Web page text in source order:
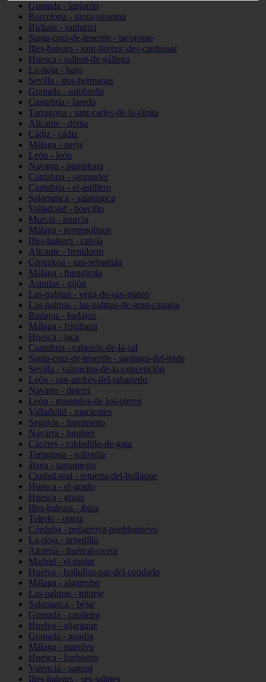
Granada - lanjarón
Barcelona - santa-susanna
Bizkaia - santurtzi
Santa-cruz-de-tenerife - tacoronte
Illes-balears - sant-llorenç-des-cardassar
Huesca - sallent-de-gállego
La-rioja - haro
Sevilla - dos-hermanas
Granada - salobreña
Cantabria - laredo
Tarragona - sant-carles-de-la-ràpita
Alicante - dénia
Cádiz - cádiz
Málaga - nerja
León - león
Navarra - pamplona
Cantabria - santander
Cantabria - el-astillero
Salamanca - salamanca
Valladolid - boecillo
Murcia - murcia
Málaga - torremolinos
Illes-balears - calvià
Alicante - benidorm
Gipuzkoa - san-sebastián
Málaga - fuengirola
Asturias - gijón
Las-palmas - vega-de-san-mateo
Las-palmas - las-palmas-de-gran-canaria
Badajoz - badajoz
Málaga - frigiliana
Huesca - jaca
Cantabria - cabezón-de-la-sal
Santa-cruz-de-tenerife - santiago-del-teide
Sevilla - valencina-de-la-concepción
León - san-andrés-del-rabanedo
Navarra - deierri
León - gusendos-de-los-oteros
Valladolid - mucientes
Segovia - fuentesoto
Navarra - lumbier
Cáceres - robledillo-de-gata
Tarragona - solivella
álava - samaniego
Ciudad-real - retuerta-del-bullaque
Huesca - el-grado
Huesca - graus
Illes-balears - ibiza
Toledo - orgaz
Córdoba - peñarroya-pueblonuevo
La-rioja - arnedillo
Almería - huércal-overa
Madrid - el-molar
Huelva - bollullos-par-del-condado
Málaga - algarrobo
Las-palmas - tuineje
Salamanca - béjar
Granada - capileira
Huelva - aljaraque
Granada - guadix
Málaga - manilva
Huesca - barbastro
Valencia - sagunt
Illes-balears - ses-salines